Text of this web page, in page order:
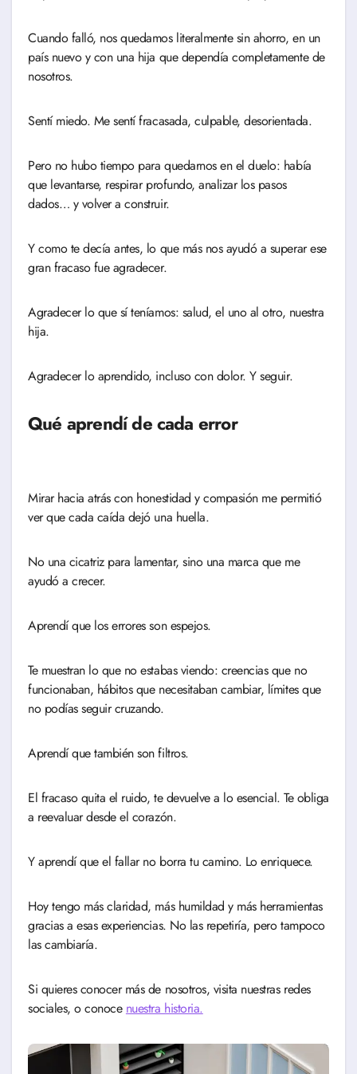
Cuando falló, nos quedamos literalmente sin ahorro, en un
país nuevo y con una hija que dependía completamente de
nosotros.
Sentí miedo. Me sentí fracasada, culpable, desorientada.
Pero no hubo tiempo para quedarnos en el duelo: había
que levantarse, respirar profundo, analizar los pasos
dados… y volver a construir.
Y como te decía antes, lo que más nos ayudó a superar ese
gran fracaso fue agradecer.
Agradecer lo que sí teníamos: salud, el uno al otro, nuestra
hija.
Agradecer lo aprendido, incluso con dolor. Y seguir.
Qué aprendí de cada error
Mirar hacia atrás con honestidad y compasión me permitió
ver que cada caída dejó una huella.
No una cicatriz para lamentar, sino una marca que me
ayudó a crecer.
Aprendí que los errores son espejos.
Te muestran lo que no estabas viendo: creencias que no
funcionaban, hábitos que necesitaban cambiar, límites que
no podías seguir cruzando.
Aprendí que también son filtros.
El fracaso quita el ruido, te devuelve a lo esencial. Te obliga
a reevaluar desde el corazón.
Y aprendí que el fallar no borra tu camino. Lo enriquece.
Hoy tengo más claridad, más humildad y más herramientas
gracias a esas experiencias. No las repetiría, pero tampoco
las cambiaría.
Si quieres conocer más de nosotros, visita nuestras redes
sociales, o conoce nuestra historia.